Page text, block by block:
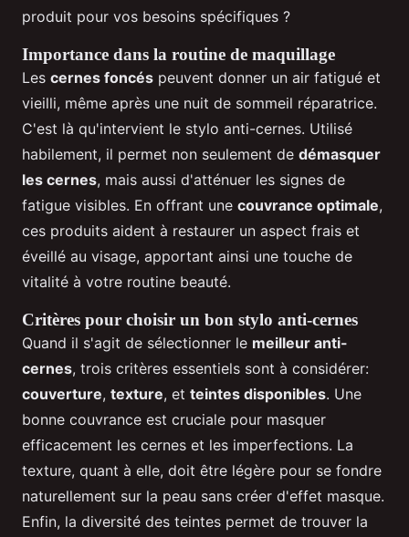
produit pour vos besoins spécifiques ?
Importance dans la routine de maquillage
Les cernes foncés peuvent donner un air fatigué et
vieilli, même après une nuit de sommeil réparatrice.
C'est là qu'intervient le stylo anti-cernes. Utilisé
habilement, il permet non seulement de démasquer
les cernes, mais aussi d'atténuer les signes de
fatigue visibles. En offrant une couvrance optimale,
ces produits aident à restaurer un aspect frais et
éveillé au visage, apportant ainsi une touche de
vitalité à votre routine beauté.
Critères pour choisir un bon stylo anti-cernes
Quand il s'agit de sélectionner le meilleur anti-
cernes, trois critères essentiels sont à considérer:
couverture, texture, et teintes disponibles. Une
bonne couvrance est cruciale pour masquer
efficacement les cernes et les imperfections. La
texture, quant à elle, doit être légère pour se fondre
naturellement sur la peau sans créer d'effet masque.
Enfin, la diversité des teintes permet de trouver la